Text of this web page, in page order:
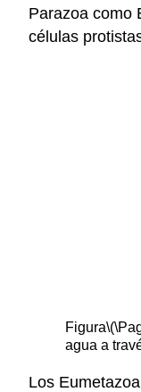
Parazoa como
células
Figura
agua a
Los